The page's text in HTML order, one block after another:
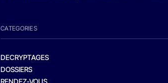
CATEGORIES
DECRYPTAGES
DOSSIERS
RENDEZ-VOUS